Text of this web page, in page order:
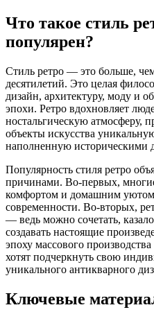
Что такое стиль
популярен?
Стиль ретро — это больше,
десятилетий. Это целая
дизайн, архитектуру, моду и
эпохи. Ретро вдохновляет
ностальгическую атмосферу,
объекты искусства
наполненную историческими
Популярность стиля ретро
причинами. Во-первых,
комфортом и домашним уютом,
современности. Во-вторых,
— ведь можно сочетать,
создавать настоящие
эпоху массового
хотят подчеркнуть свою
уникального антикварного
Ключевые